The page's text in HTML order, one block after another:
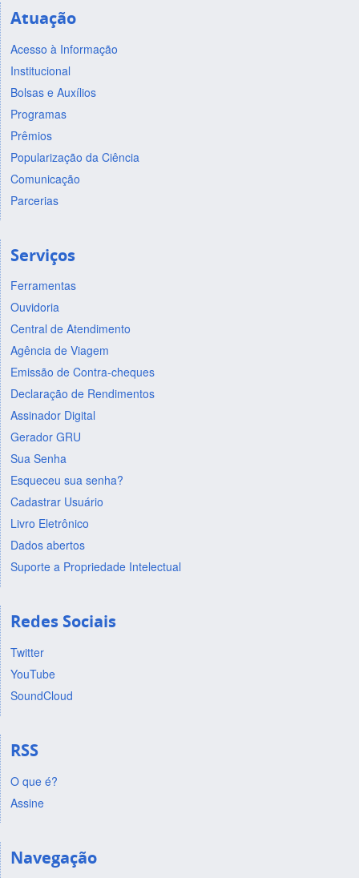
Atuação
Acesso à Informação
Institucional
Bolsas e Auxílios
Programas
Prêmios
Popularização da Ciência
Comunicação
Parcerias
Serviços
Ferramentas
Ouvidoria
Central de Atendimento
Agência de Viagem
Emissão de Contra-cheques
Declaração de Rendimentos
Assinador Digital
Gerador GRU
Sua Senha
Esqueceu sua senha?
Cadastrar Usuário
Livro Eletrônico
Dados abertos
Suporte a Propriedade Intelectual
Redes Sociais
Twitter
YouTube
SoundCloud
RSS
O que é?
Assine
Navegação